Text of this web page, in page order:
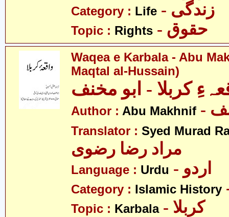
Category : Life - زندگی
Topic : Rights - حقوق
Waqea e Karbala - Abu
Maqtal al-Hussain)
کربلا - ابو مخنف
Author : Abu Makhnif
Translator : Syed Murad
مراد رضا رضوی
Language : Urdu - اردو
Category : Islamic History
Topic : Karbala - کربلا